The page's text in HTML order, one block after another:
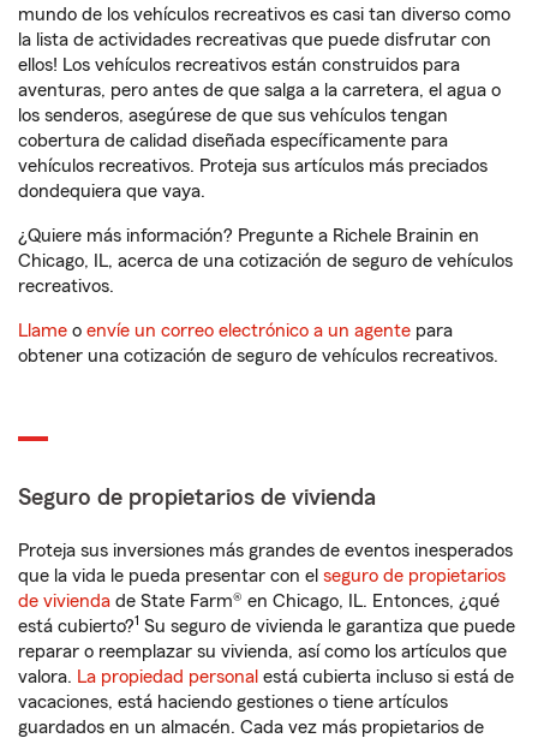
mundo de los vehículos recreativos es casi tan diverso como
la lista de actividades recreativas que puede disfrutar con
ellos! Los vehículos recreativos están construidos para
aventuras, pero antes de que salga a la carretera, el agua o
los senderos, asegúrese de que sus vehículos tengan
cobertura de calidad diseñada específicamente para
vehículos recreativos. Proteja sus artículos más preciados
dondequiera que vaya.
¿Quiere más información? Pregunte a Richele Brainin en
Chicago, IL, acerca de una cotización de seguro de vehículos
recreativos.
Llame o envíe un correo electrónico a un agente para
obtener una cotización de seguro de vehículos recreativos.
Seguro de propietarios de vivienda
Proteja sus inversiones más grandes de eventos inesperados
que la vida le pueda presentar con el seguro de propietarios
de vivienda de State Farm® en Chicago, IL. Entonces, ¿qué
está cubierto?1 Su seguro de vivienda le garantiza que puede
reparar o reemplazar su vivienda, así como los artículos que
valora. La propiedad personal está cubierta incluso si está de
vacaciones, está haciendo gestiones o tiene artículos
guardados en un almacén. Cada vez más propietarios de